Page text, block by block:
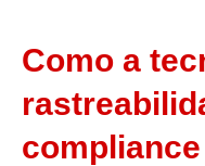
Como a
compliance